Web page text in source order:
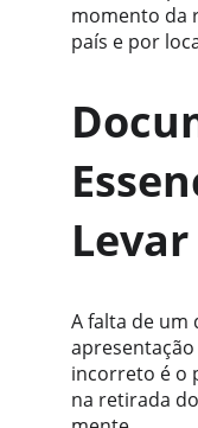
momento da
país e por
A falta de um
incorreto é o
na retirada